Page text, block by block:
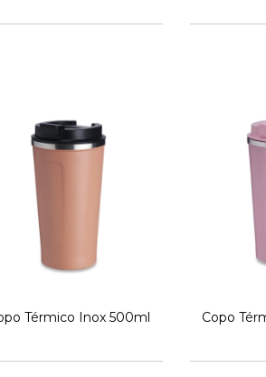
Térmico Inox 500ml Copo